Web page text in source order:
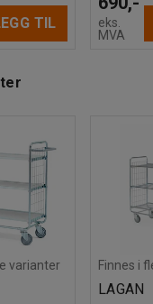
TIL
eks.
MVA
varianter Finnes i
LAGAN